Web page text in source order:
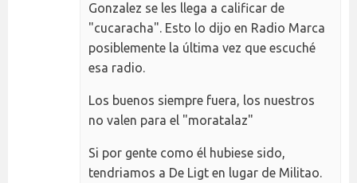
Gonzalez se les llega a calificar de
"cucaracha". Esto lo dijo en Radio Marca
posiblemente la última vez que escuché
esa radio.
Los buenos siempre fuera, los nuestros
no valen para el "moratalaz"
Si por gente como él hubiese sido,
tendriamos a De Ligt en lugar de Militao.